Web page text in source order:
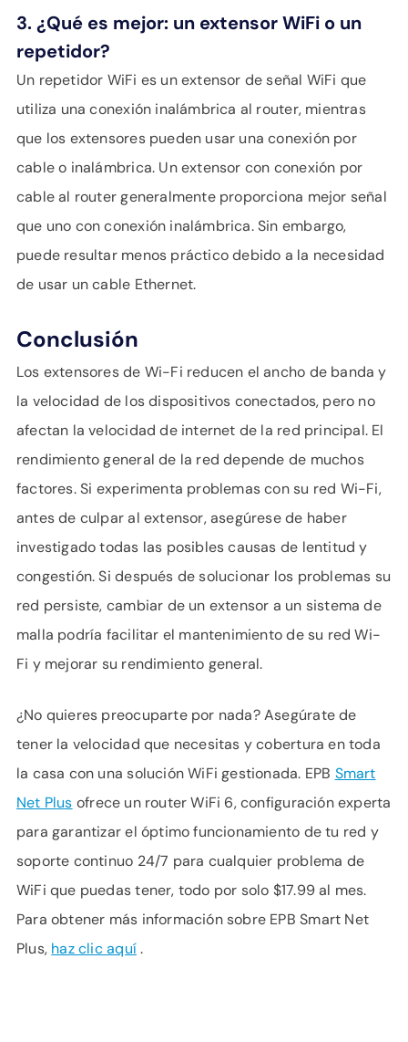
3. ¿Qué es mejor: un extensor WiFi o un
repetidor?
Un repetidor WiFi es un extensor de señal WiFi que
utiliza una conexión inalámbrica al router, mientras
que los extensores pueden usar una conexión por
cable o inalámbrica. Un extensor con conexión por
cable al router generalmente proporciona mejor señal
que uno con conexión inalámbrica. Sin embargo,
puede resultar menos práctico debido a la necesidad
de usar un cable Ethernet.
Conclusión
Los extensores de Wi-Fi reducen el ancho de banda y
la velocidad de los dispositivos conectados, pero no
afectan la velocidad de internet de la red principal. El
rendimiento general de la red depende de muchos
factores. Si experimenta problemas con su red Wi-Fi,
antes de culpar al extensor, asegúrese de haber
investigado todas las posibles causas de lentitud y
congestión. Si después de solucionar los problemas su
red persiste, cambiar de un extensor a un sistema de
malla podría facilitar el mantenimiento de su red Wi-
Fi y mejorar su rendimiento general.
¿No quieres preocuparte por nada? Asegúrate de
tener la velocidad que necesitas y cobertura en toda
la casa con una solución WiFi gestionada. EPB Smart
Net Plus ofrece un router WiFi 6, configuración experta
para garantizar el óptimo funcionamiento de tu red y
soporte continuo 24/7 para cualquier problema de
WiFi que puedas tener, todo por solo $17.99 al mes.
Para obtener más información sobre EPB Smart Net
Plus, haz clic aquí.